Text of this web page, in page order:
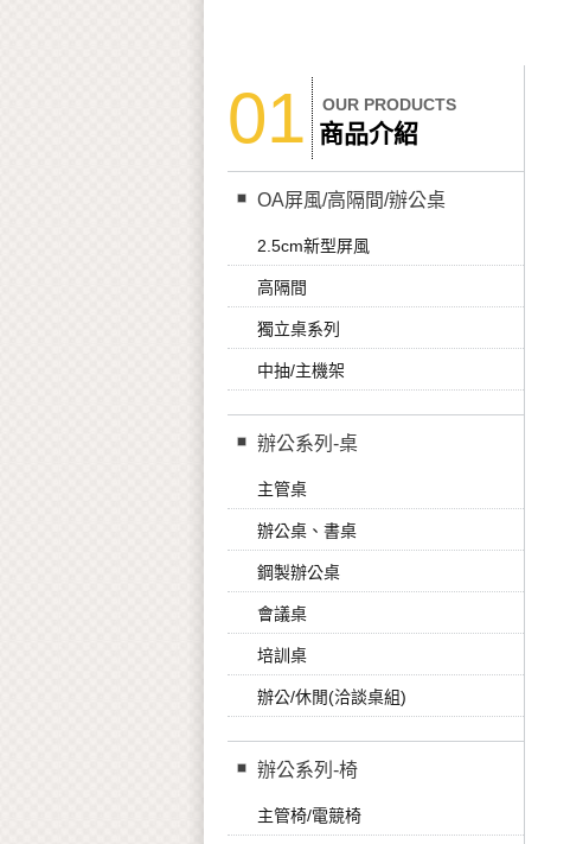
01 OUR PRODUCTS
商品介紹
OA屏風/高隔間/辦公桌
2.5cm新型屏風
高隔間
獨立桌系列
中抽/主機架
辦公系列-桌
主管桌
辦公桌、書桌
鋼製辦公桌
會議桌
培訓桌
辦公/休閒(洽談桌組)
辦公系列-椅
主管椅/電競椅